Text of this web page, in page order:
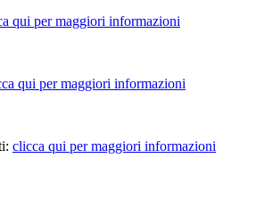
qui per maggiori informazioni
qui per maggiori informazioni
clicca qui per maggiori informazioni